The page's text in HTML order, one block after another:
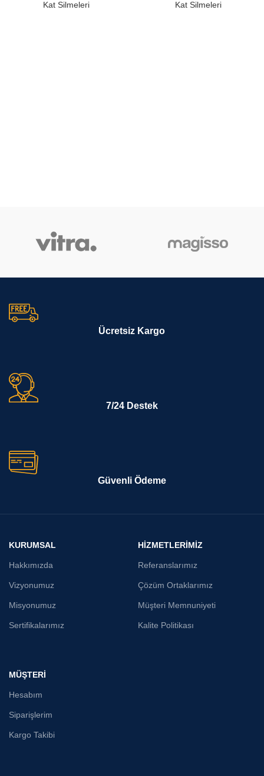
Kat Silmeleri Kat Silmeleri
Ücretsiz Kargo
7/24 Destek
Güvenli Ödeme
KURUMSAL
Hakkımızda
Vizyonumuz
Misyonumuz
Sertifikalarımız
HİZMETLERİMİZ
Referanslarımız
Çözüm Ortaklarımız
Müşteri Memnuniyeti
Kalite Politikası
MÜŞTERİ
Hesabım
Siparişlerim
Kargo Takibi